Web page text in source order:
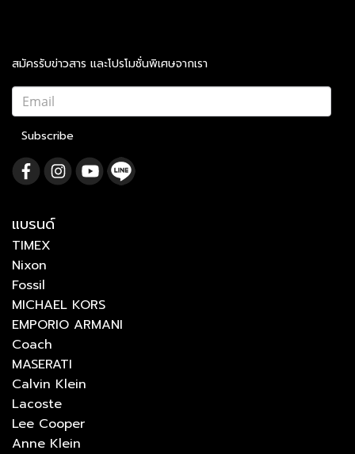
สมัครรับข่าวสาร และโปรโมชั่นพิเศษจากเรา
Subscribe
แบรนด์
TIMEX
Nixon
Fossil
MICHAEL KORS
EMPORIO ARMANI
Coach
MASERATI
Calvin Klein
Lacoste
Lee Cooper
Anne Klein